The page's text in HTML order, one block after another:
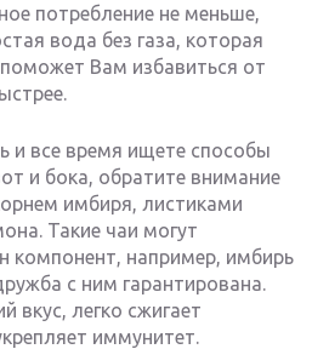
потребление не меньше,
вода без газа, которая
Вам избавиться от
и все время ищете способы
и бока, обратите внимание
имбиря, листиками
Такие чаи могут
компонент, например, имбирь
с ним гарантирована.
вкус, легко сжигает
иммунитет.